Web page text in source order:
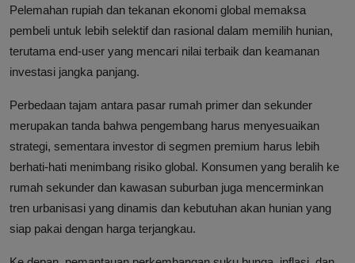
Pelemahan rupiah dan tekanan ekonomi global memaksa
pembeli untuk lebih selektif dan rasional dalam memilih hunian,
terutama end-user yang mencari nilai terbaik dan keamanan
investasi jangka panjang.
Perbedaan tajam antara pasar rumah primer dan sekunder
merupakan tanda bahwa pengembang harus menyesuaikan
strategi, sementara investor di segmen premium harus lebih
berhati-hati menimbang risiko global. Konsumen yang beralih ke
rumah sekunder dan kawasan suburban juga mencerminkan
tren urbanisasi yang dinamis dan kebutuhan akan hunian yang
siap pakai dengan harga terjangkau.